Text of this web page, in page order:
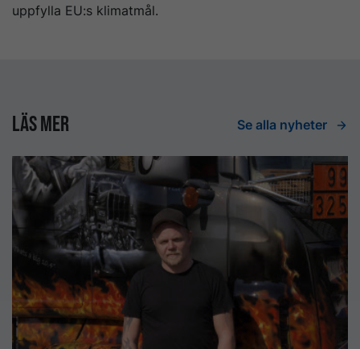
uppfylla EU:s klimatmål.
Läs mer Se alla nyheter